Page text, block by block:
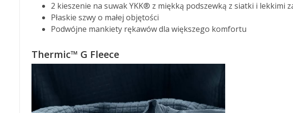
2 kieszenie na suwak YKK® z miękką podszewką z siatki i lekkimi
Płaskie szwy o małej objętości
Podwójne mankiety rękawów dla większego komfortu
Thermic™ G Fleece